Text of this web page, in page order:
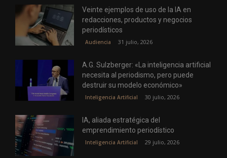
Veinte ejemplos de uso de la IA en
redacciones, productos y negocios
periodísticos
Audiencia 31 julio, 2026
A.G. Sulzberger: «La inteligencia artificial
necesita al periodismo, pero puede
destruir su modelo económico»
Inteligencia Artificial 30 julio, 2026
IA, aliada estratégica del
emprendimiento periodístico
Inteligencia Artificial 29 julio, 2026